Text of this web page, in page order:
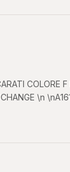
COLORE
\n